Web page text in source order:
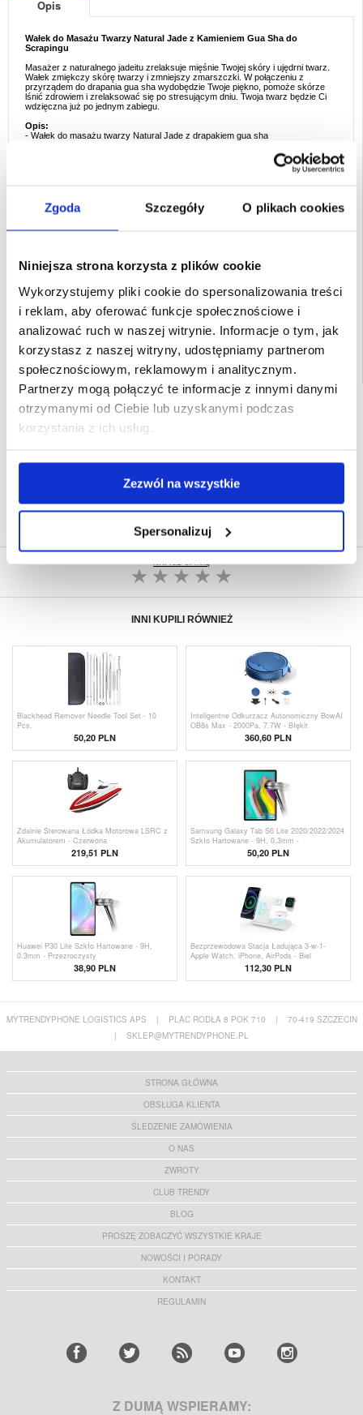
Zgoda Szczegóły O plikach cookies
Niniejsza strona korzysta z plików cookie
Wykorzystujemy pliki cookie do spersonalizowania treści
i reklam, aby oferować funkcje społecznościowe i
analizować ruch w naszej witrynie. Informacje o tym, jak
korzystasz z naszej witryny, udostępniamy partnerom
społecznościowym, reklamowym i analitycznym.
Partnerzy mogą połączyć te informacje z innymi danymi
otrzymanymi od Ciebie lub uzyskanymi podczas
korzystania z ich usług.
Zezwól na wszystkie
Spersonalizuj
Opis
Wałek do Masażu Twarzy Natural Jade z Kamieniem Gua Sha do
Scrapingu
Masażer z naturalnego jadeitu zrelaksuje mięśnie Twojej skóry i ujędrni twarz.
Wałek zmiękczy skórę twarzy i zmniejszy zmarszczki. W połączeniu z
przyrządem do drapania gua sha wydobędzie Twoje piękno, pomoże skórze
lśnić zdrowiem i zrelaksować się po stresującym dniu. Twoja twarz będzie Ci
wdzięczna już po jednym zabiegu.
Opis:
- Wałek do masażu twarzy Natural Jade z drapakiem gua sha
- Tworzywo: Jadeit
- Masażer w rolce
Opakowanie: Zastepcze
EAN: 5714122107497
Powiązane kategorie:Akcesoria do telefonów,Uroda
SZYBKA DOSTAWA
CLUB TRENDY
7% ZNIŻKI
PON.-PT. 12.00-15.00
30-DNIOWA POLITYKA ZWROTU
PONAD 8 000 000 ZADOWOLONYCH
NAPISZ OPINIĘ
INNI KUPILI RÓWNIEŻ
Blackhead Remover Needle Tool Set - 10
Pcs.
50,20 PLN
Inteligentne Odkurzacz Autonomiczny BowAI
OB8s Max - 2000Pa, 7.7W - Błękit
360,60 PLN
Zdalnie Sterowana Łódka Motorowa LSRC z
Akumulatorem - Czerwona
219,51 PLN
Samsung Galaxy Tab S6 Lite 2020/2022/2024
Szkło Hartowane - 9H, 0.3mm -
50,20 PLN
Huawei P30 Lite Szkło Hartowane - 9H,
0.3mm - Przezroczysty
38,90 PLN
Bezprzewodowa Stacja Ładująca 3-w-1-
Apple Watch, iPhone, AirPods - Biel
112,30 PLN
MYTRENDYPHONE LOGISTICS APS | PLAC RODŁA 8 POK 710 |
70-419 SZCZECIN
|
SKLEP@MYTRENDYPHONE.PL
STRONA GŁÓWNA
OBSŁUGA KLIENTA
ŚLEDZENIE ZAMÓWIENIA
O NAS
ZWROTY
CLUB TRENDY
BLOG
PROSZĘ ZOBACZYĆ WSZYSTKIE KRAJE
NOWOŚCI I PORADY
KONTAKT
REGULAMIN
Z DUMĄ WSPIERAMY: